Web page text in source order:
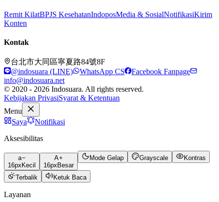
Remit KilatBPJS KesehatanIndoposMedia & SosialNotifikasiKirim
Konten
Kontak
台北市大同區寧夏路84號8F
@indosuara (LINE)
WhatsApp CS
Facebook Fanpage
info@indosuara.net
© 2020 - 2026 Indosuara. All rights reserved.
Kebijakan PrivasiSyarat & Ketentuan
Menu
Saya
Notifikasi
Aksesibilitas
a
16px Kecil
A
16px Besar
Mode Gelap Grayscale Kontras
Terbalik Ketuk Baca
Layanan